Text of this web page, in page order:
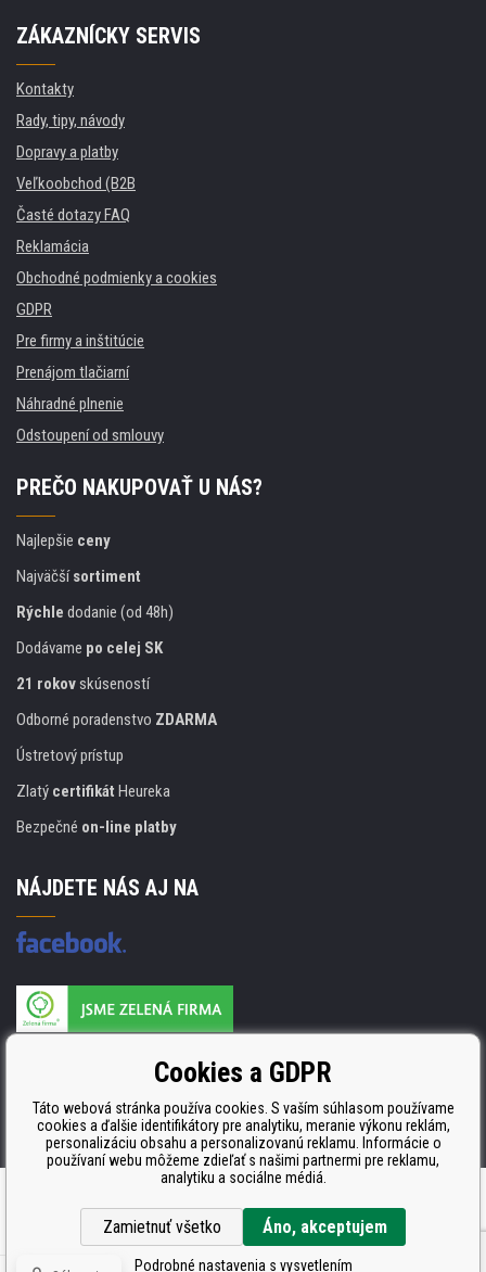
ZÁKAZNÍCKY SERVIS
Kontakty
Rady, tipy, návody
Dopravy a platby
Veľkoobchod (B2B
Časté dotazy FAQ
Reklamácia
Obchodné podmienky a cookies
GDPR
Pre firmy a inštitúcie
Prenájom tlačiarní
Náhradné plnenie
Odstoupení od smlouvy
PREČO NAKUPOVAŤ U NÁS?
Najlepšie ceny
Najväčšísortiment
Rýchle dodanie (od 48h)
Dodávame po celej SK
21 rokovskúseností
Odborné poradenstvo ZDARMA
Ústretový prístup
Zlatý certifikát Heureka
Bezpečné on-line platby
NÁJDETE NÁS AJ NA
ISO 9001, ISO 14001 a STMC.
Ecommerce solutionsBINARGON.cz
Cookies a GDPR
Táto webová stránka používa cookies. S vaším súhlasom používame
cookies a ďalšie identifikátory pre analytiku, meranie výkonu reklám,
personalizáciu obsahu a personalizovanú reklamu. Informácie o
používaní webu môžeme zdieľať s našimi partnermi pre reklamu,
analytiku a sociálne médiá.
Zamietnuť všetko Áno, akceptujem
Podrobné nastavenia s vysvetlením